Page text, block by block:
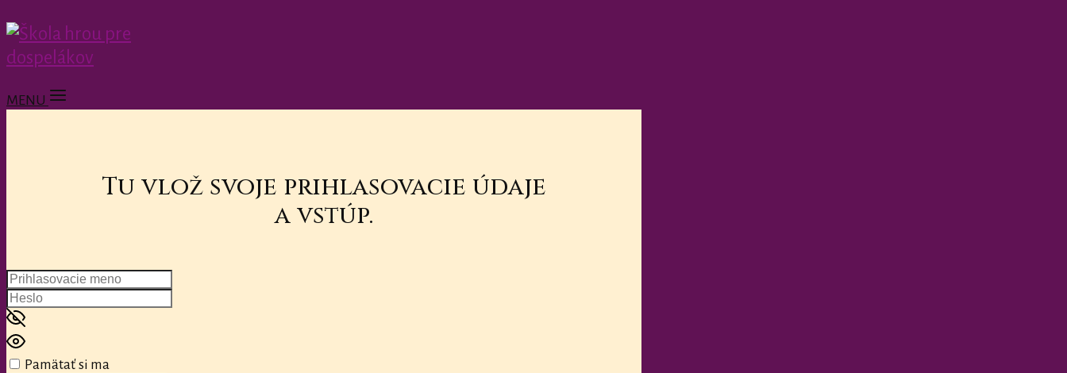
MENU
Tu vlož svoje prihlasovacie údaje
a vstúp.
Pamätať si ma